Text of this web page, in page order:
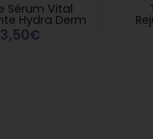
Sérum Vital
Hydra Derm